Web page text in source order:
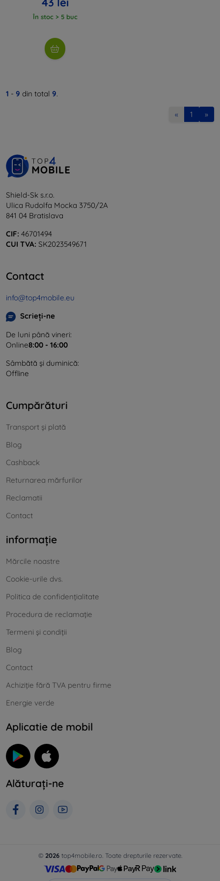
În stoc > 5 buc
1 - 9 din total 9.
« 1 »
Shield-Sk s.r.o.
Ulica Rudolfa Mocka 3750/2A
841 04 Bratislava
CIF: 46701494
CUI TVA: SK2023549671
Contact
info@top4mobile.eu
Scrieți-ne
De luni până vineri:
Online8:00 - 16:00
Sâmbătă și duminică:
Offline
Cumpărături
Transport și plată
Blog
Cashback
Returnarea mărfurilor
Reclamatii
Contact
informație
Mărcile noastre
Cookie-urile dvs.
Politica de confidențialitate
Procedura de reclamație
Termeni și condiții
Blog
Contact
Achiziție fără TVA pentru firme
Energie verde
Aplicatie de mobil
Alăturați-ne
© 2026top4mobile.ro. Toate drepturile rezervate.